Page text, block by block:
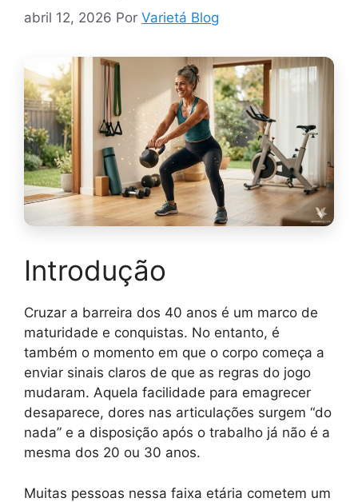
abril 12, 2026 Por Varietá Blog
Introdução
Cruzar a barreira dos 40 anos é um marco de
maturidade e conquistas. No entanto, é
também o momento em que o corpo começa a
enviar sinais claros de que as regras do jogo
mudaram. Aquela facilidade para emagrecer
desaparece, dores nas articulações surgem “do
nada” e a disposição após o trabalho já não é a
mesma dos 20 ou 30 anos.
Muitas pessoas nessa faixa etária cometem um